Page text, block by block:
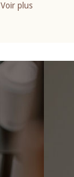
Voir plus